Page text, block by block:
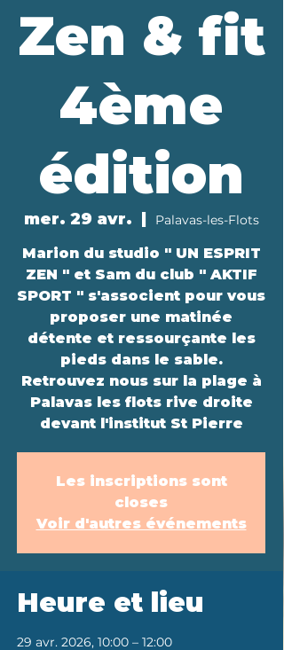
Zen & fit
4ème
édition
mer. 29 avr. Palavas-les-Flots
Marion du studio " UN ESPRIT
ZEN " et Sam du club " AKTIF
SPORT " s'associent pour vous
proposer une matinée
détente et ressourçante les
pieds dans le sable.
Retrouvez nous sur la plage à
Palavas les flots rive droite
devant l'institut St Pierre
Les inscriptions sont
closes
Voir d'autres événements
Heure et lieu
29 avr. 2026, 10:00 – 12:00